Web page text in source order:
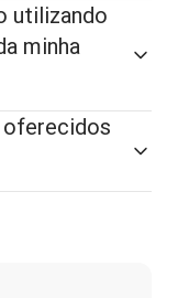
utilizando
minha
oferecidos